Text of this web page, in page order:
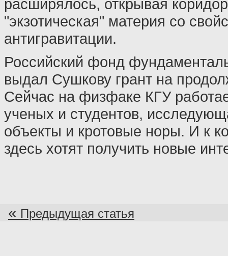
расширялось, открывая
"экзотическая" материя со
антигравитации.
Российский фонд
выдал Сушкову грант на
Сейчас на физфаке КГУ
ученых и студентов,
объекты и кротовые норы. И к
здесь хотят получить новые
« Предыдущая статья